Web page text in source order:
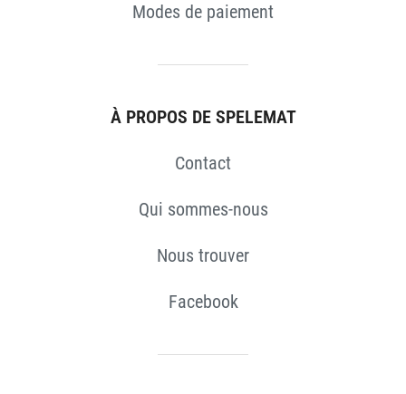
Modes de paiement
À PROPOS DE SPELEMAT
Contact
Qui sommes-nous
Nous trouver
Facebook